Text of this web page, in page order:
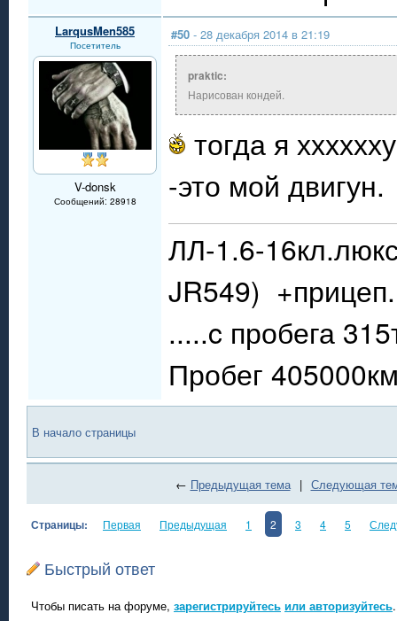
LarqusMen585
Посетитель
V-donsk
Сообщений: 28918
#50 - 28 декабря 2014 в 21:19
praktic:
Нарисован кондей.
тогда я
-это мой двигун.
ЛЛ-1.6-
JR549) +прицеп.
.....c пробега
Пробег
В начало страницы
← Предыдущая тема | Следующая
Страницы: Первая Предыдущая 1 2 3 4 5
Быстрый ответ
Чтобы писать на форуме, зарегистрируйтесь или авторизуйтесь.